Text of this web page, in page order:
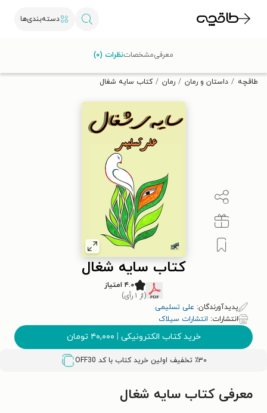
دسته‌بندی‌ها
تخفیف از طاقچه دریافت کن.
طاقچه داستان و رمان رمان کتاب سایه شغال
کتاب سایه شغال
۴.۰ امتیاز
(از ۱ رأی)
پدیدآورندگان: علی تسلیمی
انتشارات: انتشارات سیلاک
خرید کتاب الکترونیکی | ۴۰,۰۰۰ تومان
٪۳۰ تخفیف اولین خرید کتاب با کد OFF30
معرفیمشخصاتنظرات (۰)
معرفی کتاب سایه شغال